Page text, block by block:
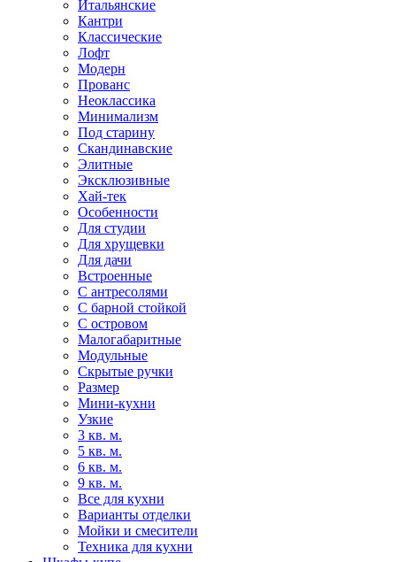
Итальянские
Кантри
Классические
Лофт
Модерн
Прованс
Неоклассика
Минимализм
Под старину
Скандинавские
Элитные
Эксклюзивные
Хай-тек
Особенности
Для студии
Для хрущевки
Для дачи
Встроенные
С антресолями
С барной стойкой
С островом
Малогабаритные
Модульные
Скрытые ручки
Размер
Мини-кухни
Узкие
3 кв. м.
5 кв. м.
6 кв. м.
9 кв. м.
Все для кухни
Варианты отделки
Мойки и смесители
Техника для кухни